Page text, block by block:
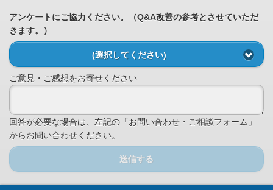
アンケートにご協力ください。（Q&A改善の参考とさせていただ
きます。）
(選択してください)
ご意見・ご感想をお寄せください
回答が必要な場合は、左記の「お問い合わせ・ご相談フォーム」
からお問い合わせください。
送信する